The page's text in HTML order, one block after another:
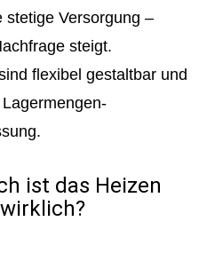
stetige Versorgung –
steigt.
flexibel gestaltbar und
ist das Heizen